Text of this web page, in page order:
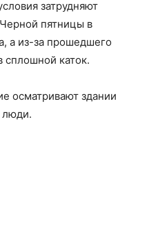
затрудняют
пятницы в
а из-за прошедшего
сплошной каток.
осматривают здании
люди.